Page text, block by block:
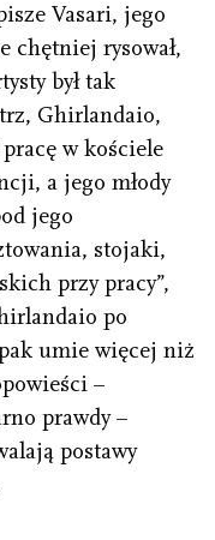
Vasari, jego
chętniej rysował,
był tak
Ghirlandaio,
w kościele
a jego młody
jego
stojaki,
przy pracy”,
po
umie więcej niż
–
prawdy –
postawy